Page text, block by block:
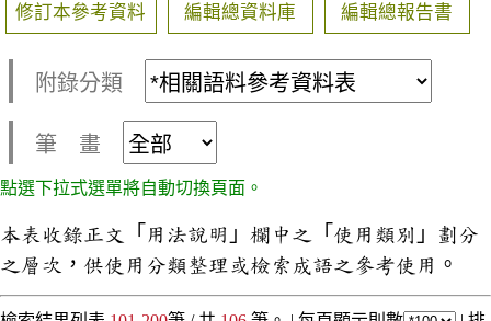
修訂本參考資料 編輯總資料庫 編輯總報告書
附錄分類
筆 畫
點選下拉式選單將自動切換頁面。
本表收錄正文「用法說明」欄中之「使用類別」劃分
之層次，供使用分類整理或檢索成語之參考使用。